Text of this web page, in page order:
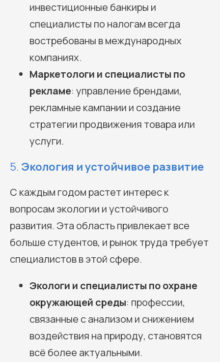
инвестиционные банкиры и
специалисты по налогам всегда
востребованы в международных
компаниях.
Маркетологи и специалисты по
рекламе: управление брендами,
рекламные кампании и создание
стратегии продвижения товара или
услуги.
5. Экология и устойчивое развитие
С каждым годом растет интерес к
вопросам экологии и устойчивого
развития. Эта область привлекает все
больше студентов, и рынок труда требует
специалистов в этой сфере.
Экологи и специалисты по охране
окружающей среды: профессии,
связанные с анализом и снижением
воздействия на природу, становятся
всё более актуальными.